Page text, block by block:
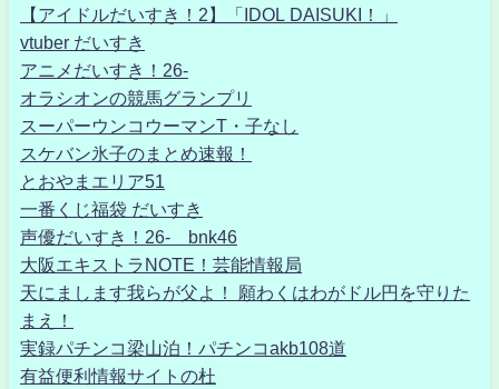
【アイドルだいすき！2】「IDOL DAISUKI！」
vtuber だいすき
アニメだいすき！26-
オラシオンの競馬グランプリ
スーパーウンコウーマンT・子なし
スケバン氷子のまとめ速報！
とおやまエリア51
一番くじ福袋 だいすき
声優だいすき！26- bnk46
大阪エキストラNOTE！芸能情報局
天にまします我らが父よ！ 願わくはわがドル円を守りた
まえ！
実録パチンコ梁山泊！パチンコakb108道
有益便利情報サイトの杜